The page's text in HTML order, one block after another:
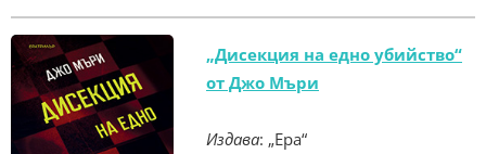
„Дисекция на едно убийство“
от Джо Мъри
Издава: „Ера“